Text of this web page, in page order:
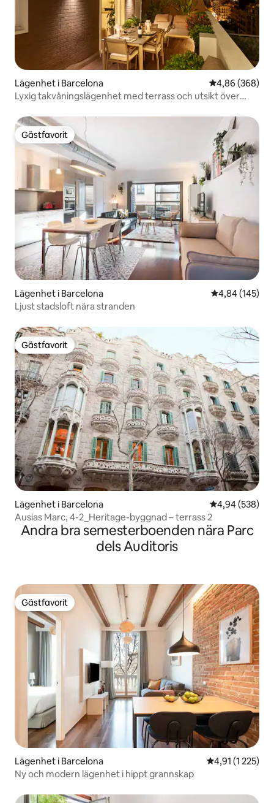
Lägenhet i Barcelona 4,86 av 5 i
4,86 (368)
Lyxig takvåningslägenhet med terrass och utsikt över
Gästfavorit
Gästfavorit
Lägenhet i Barcelona 4,84 av 5 i
4,84 (145)
Ljust stadsloft nära stranden
Gästfavorit
Gästfavorit
Lägenhet i Barcelona 4,94 av 5 i
4,94 (538)
Ausias Marc, 4-2_Heritage-byggnad – terrass 2
Andra bra semesterboenden nära Parc
dels Auditoris
Gästfavorit
Gästfavorit
Lägenhet i Barcelona 4,91 av 5 i
4,91 (1 225)
Ny och modern lägenhet i hippt grannskap